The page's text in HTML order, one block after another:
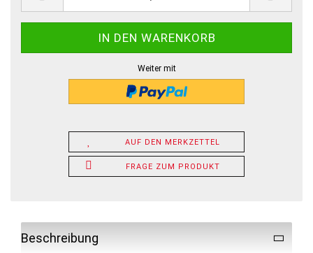
Weiter mit
AUF DEN MERKZETTEL
FRAGE ZUM PRODUKT
Beschreibung